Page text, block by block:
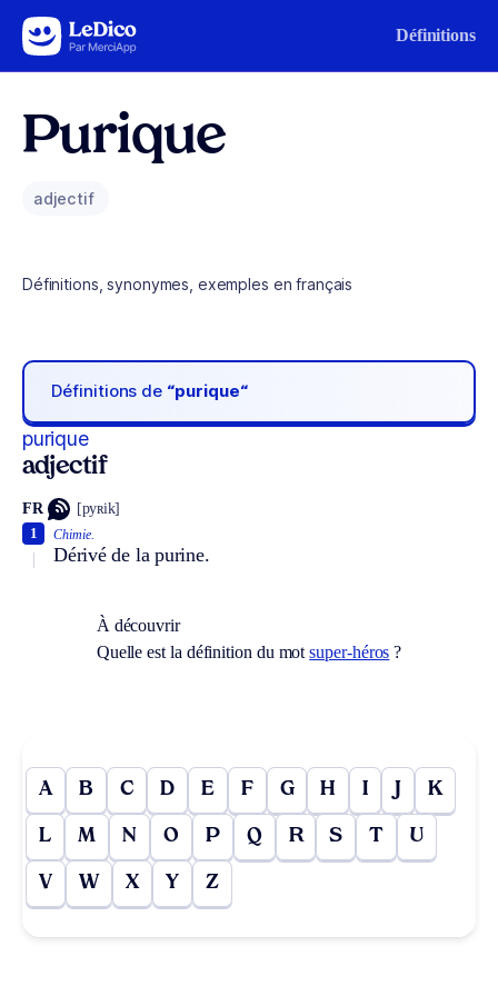
Aller au contenu Définitions
Purique
adjectif
Définitions, synonymes, exemples en français
Définitions de “purique“
purique
adjectif
FR [pyʀik]
Chimie.
Dérivé de la purine.
1
À découvrir
Quelle est la définition du motsuper-héros ?
A B C D E F G H I J K
L M N O P Q R S T U
V W X Y Z